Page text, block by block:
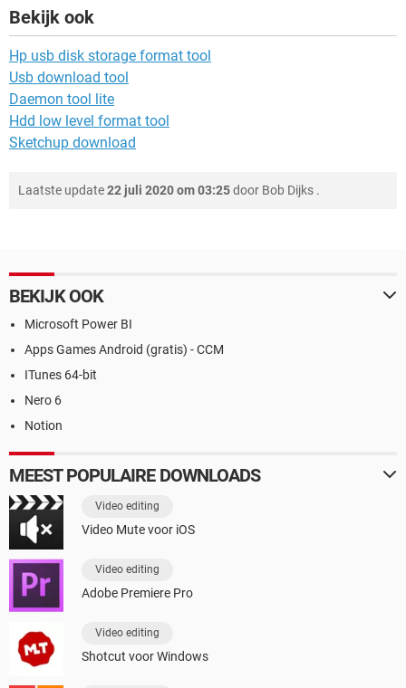
Bekijk ook
Hp usb disk storage format tool
Usb download tool
Daemon tool lite
Hdd low level format tool
Sketchup download
Laatste update22 juli 2020 om 03:25door Bob Dijks .
BEKIJK OOK
Microsoft Power BI
Apps Games Android (gratis) - CCM
ITunes 64-bit
Nero 6
Notion
MEEST POPULAIRE DOWNLOADS
Video editing
Video Mute voor iOS
Video editing
Adobe Premiere Pro
Video editing
Shotcut voor Windows